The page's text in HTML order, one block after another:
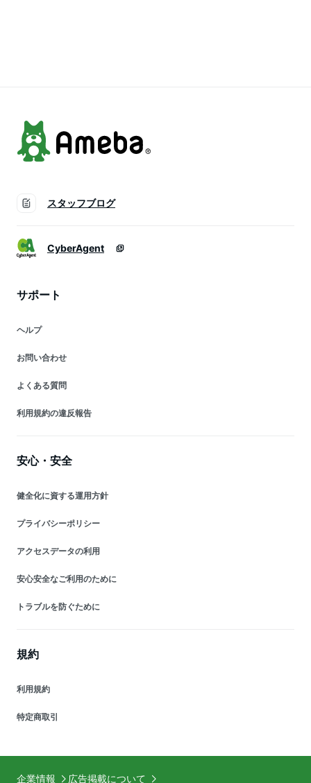
飾り お祝い 1st
Birthday Party
Decorations
スタッフブログ
CyberAgent
サポート
ヘルプ
お問い合わせ
よくある質問
利用規約の違反報告
安心・安全
健全化に資する運用方針
プライバシーポリシー
アクセスデータの利用
安心安全なご利用のために
トラブルを防ぐために
規約
利用規約
特定商取引
企業情報 広告掲載について